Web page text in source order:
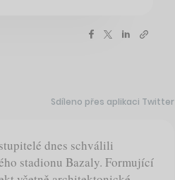
Sdíleno přes aplikaci Twitter
dnes schválili
stadionu Bazaly. Formující